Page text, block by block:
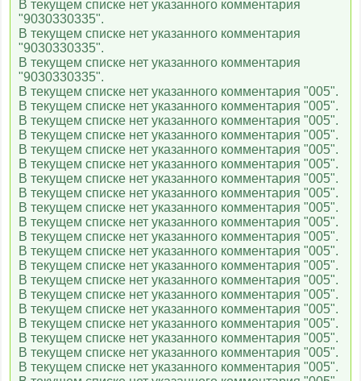
TV1000 Русское Кино
VIP Premiere HD
VIP Megahit HD
VIP Comedy HD
Шокирующее HD
Комедийное HD
Наше
В текущем списке нет указанного комментария
"9030330335".
В текущем списке нет указанного комментария
"9030330335".
В текущем списке нет указанного комментария
"9030330335".
В текущем списке нет указанного комментария "005".
В текущем списке нет указанного комментария "005".
В текущем списке нет указанного комментария "005".
В текущем списке нет указанного комментария "005".
В текущем списке нет указанного комментария "005".
В текущем списке нет указанного комментария "005".
В текущем списке нет указанного комментария "005".
В текущем списке нет указанного комментария "005".
В текущем списке нет указанного комментария "005".
В текущем списке нет указанного комментария "005".
В текущем списке нет указанного комментария "005".
В текущем списке нет указанного комментария "005".
В текущем списке нет указанного комментария "005".
В текущем списке нет указанного комментария "005".
В текущем списке нет указанного комментария "005".
В текущем списке нет указанного комментария "005".
В текущем списке нет указанного комментария "005".
В текущем списке нет указанного комментария "005".
В текущем списке нет указанного комментария "005".
В текущем списке нет указанного комментария "005".